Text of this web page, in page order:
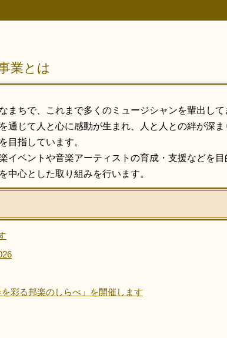
業とは
まちで、これまで多くのミュージシャンを輩出して
通じて人と心に感動が生まれ、人と人との絆が深
目指しています。
イベントや音楽アーティストの育成・支援などを目
中心とした取り組みを行います。
彩る邦楽のしらべ」を開催します